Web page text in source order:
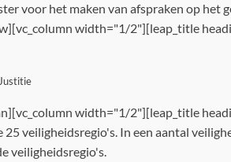
voor het maken van afspraken op het
width="1/2"][leap_title
width="1/2"][leap_title
25 veiligheidsregio's. In een aantal
veiligheidsregio's.